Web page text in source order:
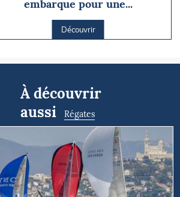
embarque pour une...
Découvrir
À découvrir
aussi
Régates